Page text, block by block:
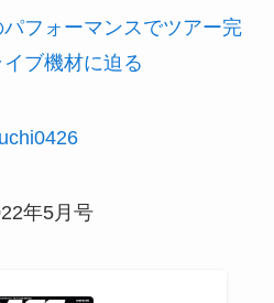
フォーマンスでツアー完
ブ機材に迫る
年5月号